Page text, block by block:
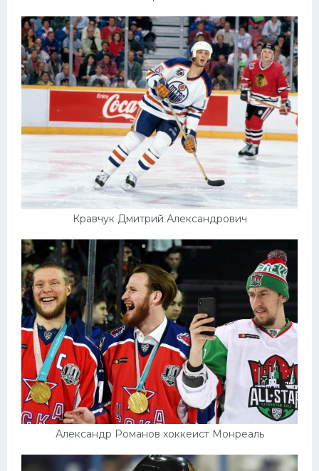
Кравчук Дмитрий Александрович
Александр Романов хоккеист Монреаль